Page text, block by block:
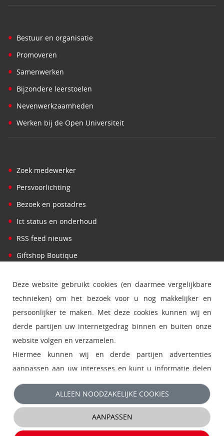
Deze website gebruikt cookies (en daarmee vergelijkbare
technieken) om het bezoek voor u nog makkelijker en
persoonlijker te maken. Met deze cookies kunnen wij en
derde partijen uw internetgedrag binnen en buiten onze
website volgen en verzamelen.
Hiermee kunnen wij en derde partijen advertenties
aanpassen aan uw interesses en kunt u informatie delen
via social media.
- Klik op 'Alleen noodzakelijke cookies' om functionele en
analytische cookies te accepteren en direct door te gaan
naar de website.
ALLEEN NOODZAKELIJKE COOKIES
AANPASSEN
• Bestuur en organisatie
• Promoveren
• Samenwerken
• Bijzondere leerstoelen
• Nevenwerkzaamheden
• Werken bij de Open Universiteit
• Zoek medewerker
• Persvoorlichting
• Bezoek en postadres
• Ict status en onderhoud
• RSS feed nieuws
• Giftshop Boutique
© 2026 Open Universiteit |Disclaimer|Privacy|